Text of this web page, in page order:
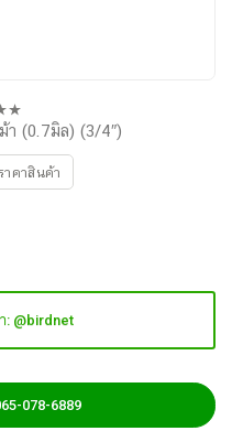
า (0.7มิล) (3/4″)
าคาสินค้า
@birdnet
078-6889